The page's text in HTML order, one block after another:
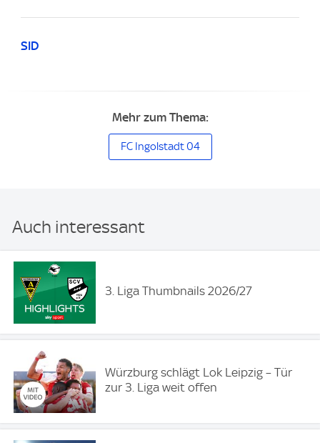
SID
Mehr zum Thema:
FC Ingolstadt 04
Auch interessant
3. Liga Thumbnails 2026/27
Würzburg schlägt Lok Leipzig – Tür
zur 3. Liga weit offen